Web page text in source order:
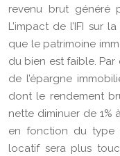
revenu brut généré
L’impact de l’IFI sur
que le patrimoine
du bien est faible. Par
de l’épargne
dont le rendement
nette diminuer de 1%
en fonction du type
locatif sera plus